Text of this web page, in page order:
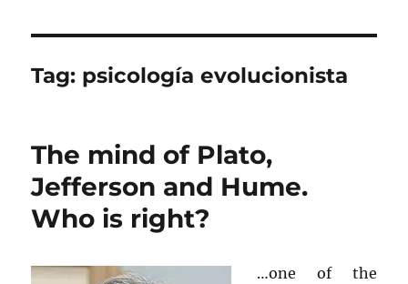
Tag: psicología evolucionista
The mind of Plato,
Jefferson and Hume.
Who is right?
…one of the